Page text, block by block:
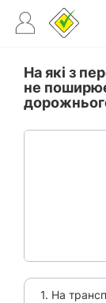
На які з
не
1. На